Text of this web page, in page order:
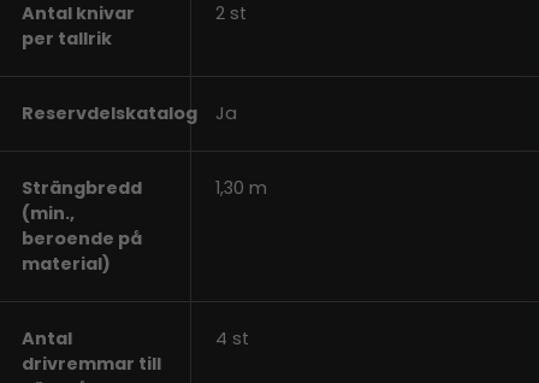
Antal knivar
per tallrik
2 st
Reservdelskatalog Ja
Strängbredd
(min.,
beroende på
material)
1,30 m
Antal
drivremmar till
4 st